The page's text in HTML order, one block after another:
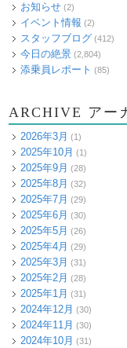
お知らせ (2)
イベント情報 (2)
スタッフブログ (412)
今日の絶景 (2,804)
添乗員レポート (85)
ARCHIVE アー
2026年3月 (1)
2025年10月 (1)
2025年9月 (28)
2025年8月 (32)
2025年7月 (29)
2025年6月 (30)
2025年5月 (26)
2025年4月 (29)
2025年3月 (31)
2025年2月 (28)
2025年1月 (31)
2024年12月 (30)
2024年11月 (30)
2024年10月 (31)